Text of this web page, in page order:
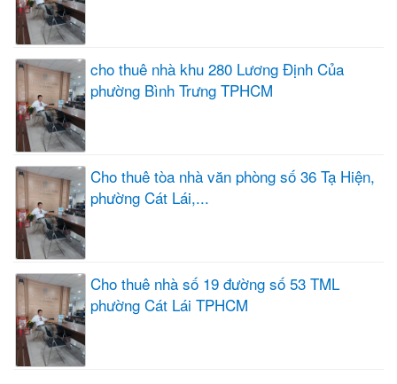
cho thuê nhà khu 280 Lương Định Của
phường Bình Trưng TPHCM
Cho thuê tòa nhà văn phòng số 36 Tạ Hiện,
phường Cát Lái,...
Cho thuê nhà số 19 đường số 53 TML
phường Cát Lái TPHCM